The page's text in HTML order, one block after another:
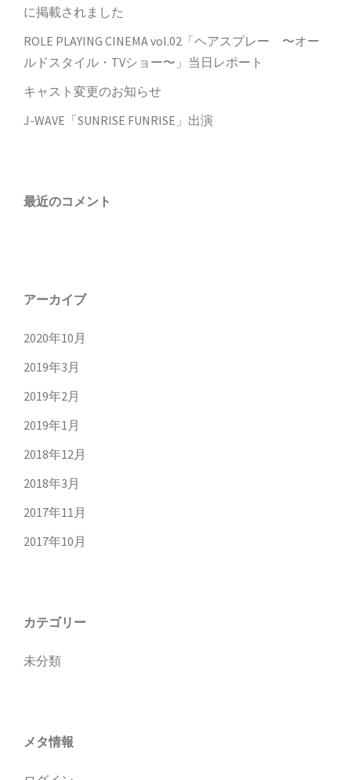
に掲載されました
ROLE PLAYING CINEMA vol.02「ヘアスプレー 〜オー
ルドスタイル・TVショー〜」当日レポート
キャスト変更のお知らせ
J-WAVE「SUNRISE FUNRISE」出演
最近のコメント
アーカイブ
2020年10月
2019年3月
2019年2月
2019年1月
2018年12月
2018年3月
2017年11月
2017年10月
カテゴリー
未分類
メタ情報